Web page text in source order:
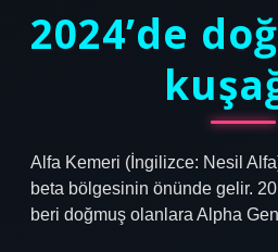
2024’de
Alfa Kemeri (İngilizce: Nesil
beta bölgesinin önünde gelir.
beri doğmuş olanlara Alpha